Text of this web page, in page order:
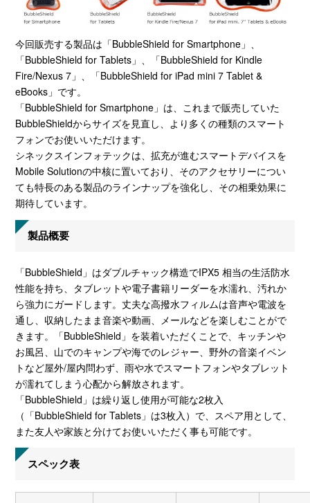
今回販売する製品は「BubbleShield for Smartphone」、
「BubbleShield for Tablets」、「BubbleShield for Kindle
Fire/Nexus 7」、「BubbleShield for iPad mini 7 Tablet &
eBooks」です。
「BubbleShield for Smartphone」は、これまで販売していた
BubbleShieldからサイズを見直し、より多くの種類のスマート
フォンでお使いいただけます。
シネックスインフォテックは、拡充が進むスマートデバイスを
Mobile Solutionの中核に置いており、そのアクセサリーについ
ても特長のある製品のラインナップを強化し、その相乗効果に
期待しています。
製品概要
「BubbleShield」はダブルチャック構造でIPX5 相当の生活防水
性能を持ち、タブレットや電子書籍リーダーを水濡れ、汚れか
ら強力にガードします。丈夫な高撥水フィルムは音声や電波を
通し、収納したまま音楽や動画、メールなどを楽しむことがで
きます。「BubbleShield」を装着いただくことで、キッチンや
お風呂、山でのキャンプや海でのレジャー、野外の音楽イベン
トなど屋外/屋内問わず、雨や水でスマートフォンやタブレット
が濡れてしまう心配から解放されます。
「BubbleShield」は繰り返し使用が可能な2枚入
（「BubbleShield for Tablets」は3枚入）で、スペア用として、
また友人や家族と分けてお使いいただく事も可能です。
スペック表